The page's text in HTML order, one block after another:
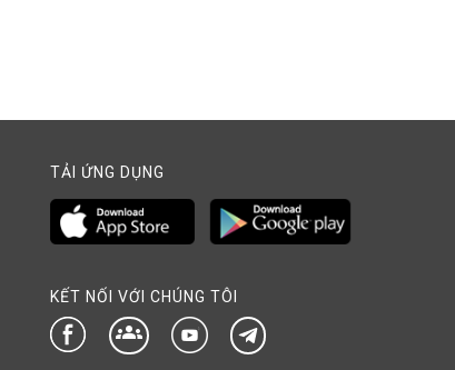
TẢI ỨNG DỤNG
KẾT NỐI VỚI CHÚNG TÔI
groups